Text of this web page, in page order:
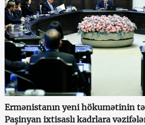
Ermənistanın yeni hökumətinin
Paşinyan ixtisaslı kadrlara